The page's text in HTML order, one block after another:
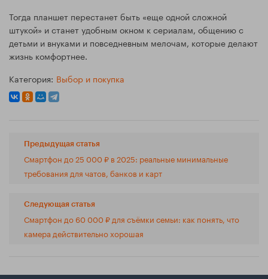
Тогда планшет перестанет быть «еще одной сложной
штукой» и станет удобным окном к сериалам, общению с
детьми и внуками и повседневным мелочам, которые делают
жизнь комфортнее.
Категория: Выбор и покупка
Предыдущая статья
Смартфон до 25 000 ₽ в 2025: реальные минимальные
требования для чатов, банков и карт
Следующая статья
Смартфон до 60 000 ₽ для съёмки семьи: как понять, что
камера действительно хорошая